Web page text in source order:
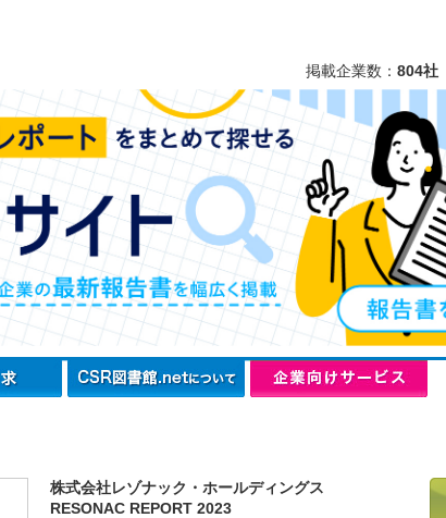
掲載企業数： 804社
株式会社レゾナック・ホールディングス
RESONAC REPORT 2023